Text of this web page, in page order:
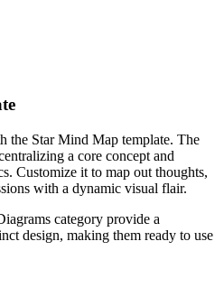
the Star Mind Map template. The
a core concept and
Customize it to map out thoughts,
with a dynamic visual flair.
category provide a
design, making them ready to use